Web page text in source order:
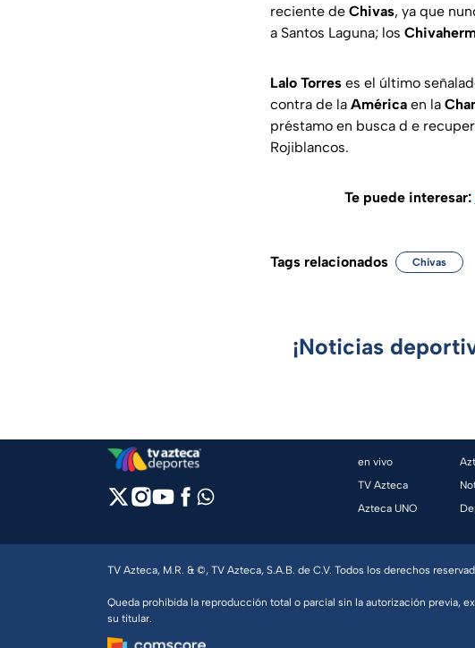
reciente de Chivas, ya que
a Santos Laguna; los
Lalo Torres es el último
contra de la América en la
préstamo en busca d e
Rojiblancos.
Te puede interesar:
Tags relacionados Chivas
¡Noticias
en vivo
TV Azteca
Azteca UNO
TV Azteca, M.R. & ©, TV Azteca, S.A.B. de C.V. Todos los derechos
Queda prohibida la reproducción total o parcial sin la autorización previa,
su titular.